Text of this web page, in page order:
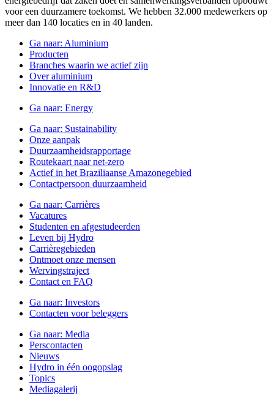
voor een duurzamere toekomst. We hebben 32.000 medewerkers op
meer dan 140 locaties en in 40 landen.
Ga naar: Aluminium
Producten
Branches waarin we actief zijn
Over aluminium
Innovatie en R&D
Ga naar: Energy
Ga naar: Sustainability
Onze aanpak
Duurzaamheidsrapportage
Routekaart naar net-zero
Actief in het Braziliaanse Amazonegebied
Contactpersoon duurzaamheid
Ga naar: Carrières
Vacatures
Studenten en afgestudeerden
Leven bij Hydro
Carrièregebieden
Ontmoet onze mensen
Wervingstraject
Contact en FAQ
Ga naar: Investors
Contacten voor beleggers
Ga naar: Media
Perscontacten
Nieuws
Hydro in één oogopslag
Topics
Mediagalerij